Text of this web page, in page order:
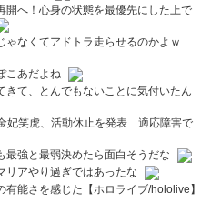
開へ！心身の状態を最優先にした上で
ゃなくてアドトラ走らせるのかよｗ
こあだよね
きて、とんでもないことに気付いたん
妃笑虎、活動休止を発表 適応障害で
最強と最弱決めたら面白そうだな
リアやり過ぎではあったな
有能さを感じた【ホロライブ/hololive】